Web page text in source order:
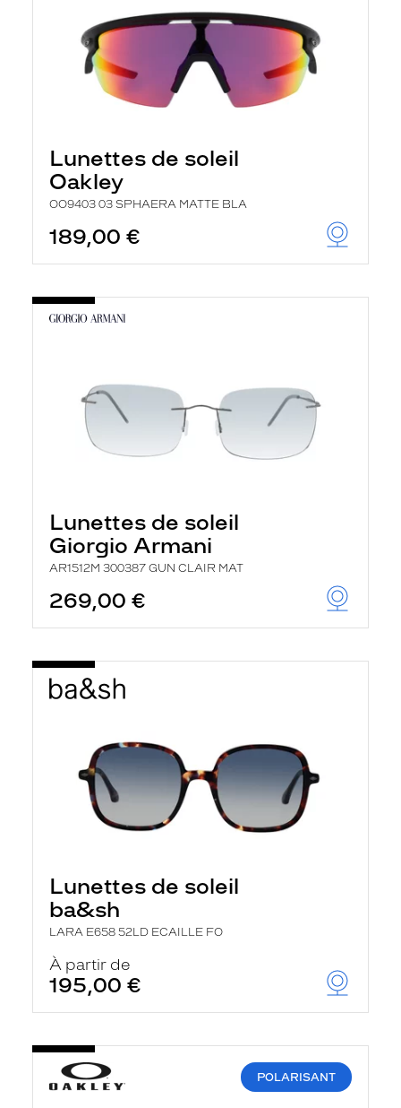
Lunettes de soleil
Oakley
OO9403 03 SPHAERA MATTE BLA
189,00 €
Lunettes de soleil
Giorgio Armani
AR1512M 300387 GUN CLAIR MAT
269,00 €
Lunettes de soleil
ba&sh
LARA E658 52LD ECAILLE FO
À partir de
195,00 €
POLARISANT